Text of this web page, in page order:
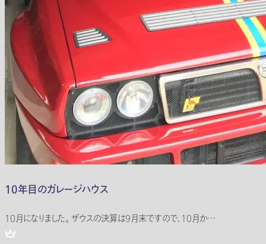
10年目のガレージハウス
10月になりました。 ザウスの決算は9月末ですので、10月か…